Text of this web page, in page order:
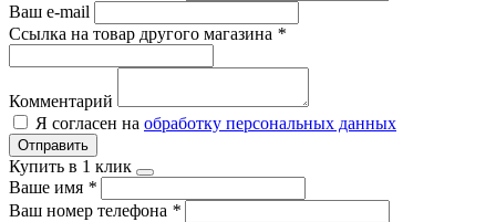
Ваш e-mail
Ссылка на товар другого магазина *
Комментарий
Я согласен на обработку персональных данных
Отправить
Купить в 1 клик
Ваше имя *
Ваш номер телефона *